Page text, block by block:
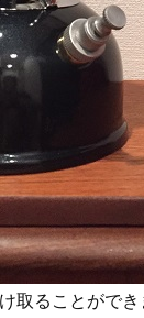
取ることができ